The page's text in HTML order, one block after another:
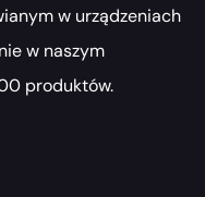
w urządzeniach
w naszym
produktów.